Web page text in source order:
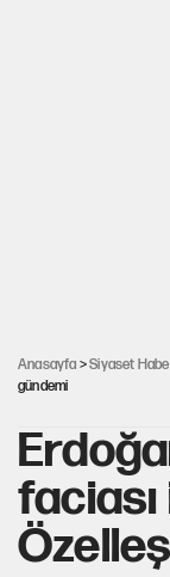
Anasayfa >Siyaset
gündemi